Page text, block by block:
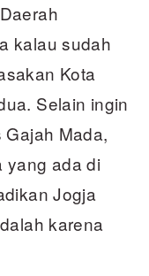
kalau sudah
Kota
Selain ingin
Mada,
yang ada di
Jogja
karena